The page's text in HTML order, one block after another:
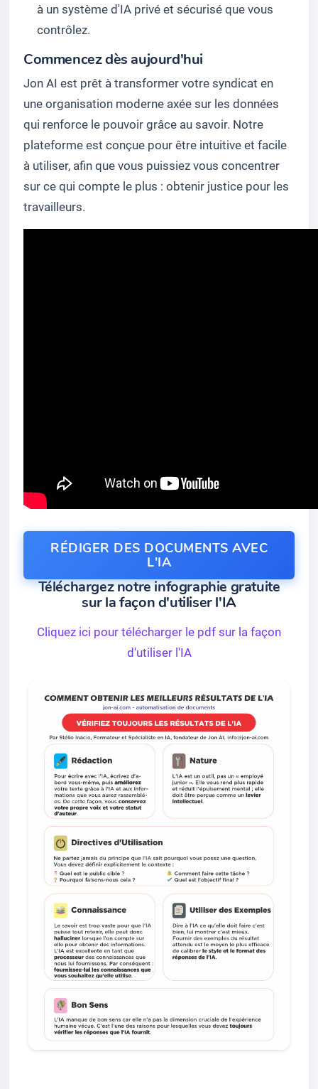
à un système d'IA privé et sécurisé que vous
contrôlez.
Commencez dès aujourd'hui
Jon AI est prêt à transformer votre syndicat en
une organisation moderne axée sur les données
qui renforce le pouvoir grâce au savoir. Notre
plateforme est conçue pour être intuitive et facile
à utiliser, afin que vous puissiez vous concentrer
sur ce qui compte le plus : obtenir justice pour les
travailleurs.
RÉDIGER DES DOCUMENTS AVEC
L'IA
Téléchargez notre infographie gratuite
sur la façon d'utiliser l'IA
Cliquez ici pour télécharger le pdf sur la façon
d'utiliser l'IA